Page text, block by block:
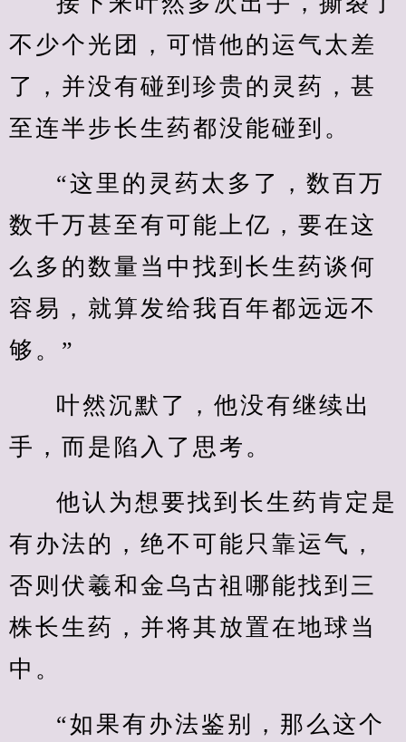
不少个光团，可惜他的运气太差
了，并没有碰到珍贵的灵药，甚
至连半步长生药都没能碰到。
“这里的灵药太多了，数百万
数千万甚至有可能上亿，要在这
么多的数量当中找到长生药谈何
容易，就算发给我百年都远远不
够。”
叶然沉默了，他没有继续出
手，而是陷入了思考。
他认为想要找到长生药肯定是
有办法的，绝不可能只靠运气，
否则伏羲和金乌古祖哪能找到三
株长生药，并将其放置在地球当
中。
“如果有办法鉴别，那么这个